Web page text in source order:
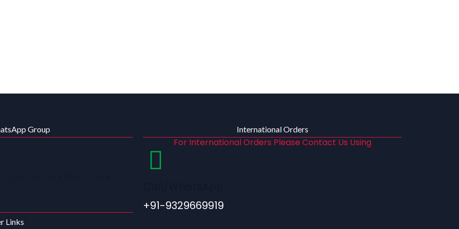
Group
روزانہ ڈسکاؤنٹ اور آفرز
Links
International Orders
For International Orders Please Contact Us Using
+91-9329669919